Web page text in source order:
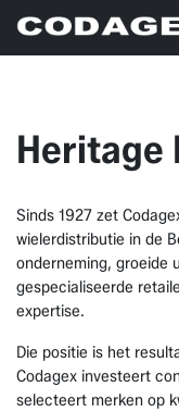
Heritage
Sinds 1927 zet
wielerdistributie in de
onderneming, groeide
gespecialiseerde
expertise.
Die positie is het
Codagex investeert
selecteert merken op